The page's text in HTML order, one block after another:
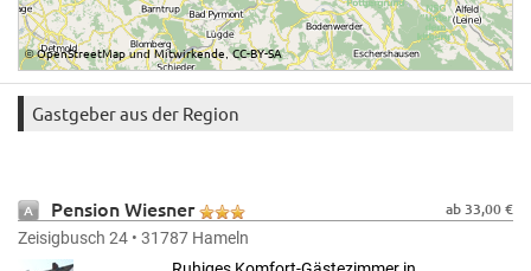
©OpenStreetMapund Mitwirkende ,CC-BY-SA
Gastgeber aus der Region
Pension Wiesner ab 33,00 €
Zeisigbusch 24 • 31787 Hameln